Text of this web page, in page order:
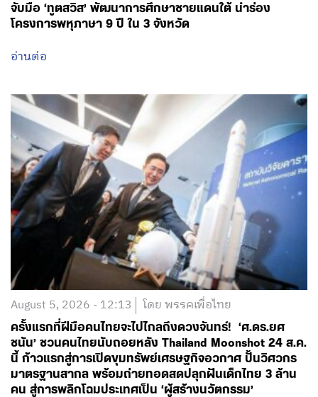
จับมือ ‘ทูตสวิส’ พัฒนาการศึกษาชายแดนใต้ นำร่อง
โครงการพหุภาษา 9 ปี ใน 3 จังหวัด
อ่านต่อ
August 5, 2026 - 12:13 โดย พรรคเพื่อไทย
ครั้งแรกที่ฝีมือคนไทยจะไปไกลถึงดวงจันทร์! ‘ศ.ดร.ยศ
ชนัน’ ชวนคนไทยนับถอยหลัง Thailand Moonshot 24 ส.ค.
นี้ ก้าวแรกสู่การเปิดขุมทรัพย์เศรษฐกิจอวกาศ ปั้นวิศวกร
มาตรฐานสากล พร้อมถ่ายทอดสดปลุกฝันเด็กไทย 3 ล้าน
คน สู่การพลิกโฉมประเทศเป็น ‘ผู้สร้างนวัตกรรม’